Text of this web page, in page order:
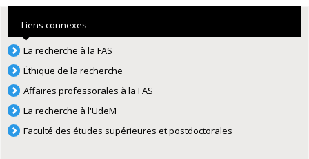
Liens connexes
La recherche à la FAS
Éthique de la recherche
Affaires professorales à la FAS
La recherche à l'UdeM
Faculté des études supérieures et postdoctorales